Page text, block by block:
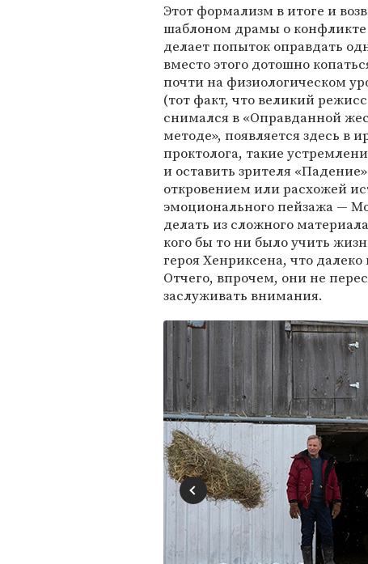
Этот формализм в итоге и
шаблоном драмы о
делает попыток оправдать
вместо этого дотошно
почти на физиологическом
(тот факт, что великий
снимался в «Оправданной
методе», появляется здесь в
проктолога, такие
и оставить зрителя
откровением или расхожей
эмоционального пейзажа —
делать из сложного
кого бы то ни было учить
героя Хенриксена, что
Отчего, впрочем, они не
заслуживать внимания.